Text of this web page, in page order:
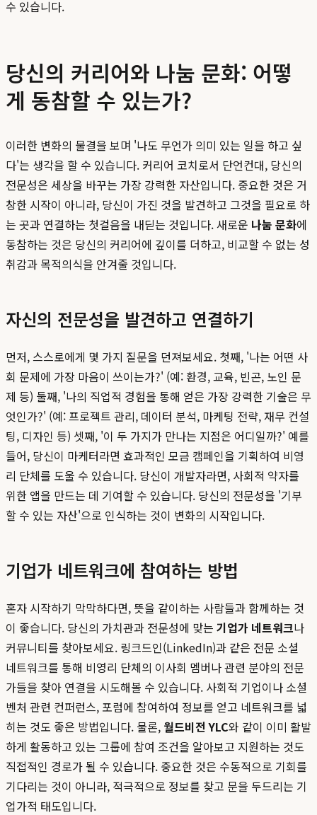
수 있습니다.
당신의 커리어와 나눔 문화: 어떻
게 동참할 수 있는가?
이러한 변화의 물결을 보며 '나도 무언가 의미 있는 일을 하고 싶
다'는 생각을 할 수 있습니다. 커리어 코치로서 단언컨대, 당신의
전문성은 세상을 바꾸는 가장 강력한 자산입니다. 중요한 것은 거
창한 시작이 아니라, 당신이 가진 것을 발견하고 그것을 필요로 하
는 곳과 연결하는 첫걸음을 내딛는 것입니다. 새로운 나눔 문화에
동참하는 것은 당신의 커리어에 깊이를 더하고, 비교할 수 없는 성
취감과 목적의식을 안겨줄 것입니다.
자신의 전문성을 발견하고 연결하기
먼저, 스스로에게 몇 가지 질문을 던져보세요. 첫째, '나는 어떤 사
회 문제에 가장 마음이 쓰이는가?' (예: 환경, 교육, 빈곤, 노인 문
제 등) 둘째, '나의 직업적 경험을 통해 얻은 가장 강력한 기술은 무
엇인가?' (예: 프로젝트 관리, 데이터 분석, 마케팅 전략, 재무 컨설
팅, 디자인 등) 셋째, '이 두 가지가 만나는 지점은 어디일까?' 예를
들어, 당신이 마케터라면 효과적인 모금 캠페인을 기획하여 비영
리 단체를 도울 수 있습니다. 당신이 개발자라면, 사회적 약자를
위한 앱을 만드는 데 기여할 수 있습니다. 당신의 전문성을 '기부
할 수 있는 자산'으로 인식하는 것이 변화의 시작입니다.
기업가 네트워크에 참여하는 방법
혼자 시작하기 막막하다면, 뜻을 같이하는 사람들과 함께하는 것
이 좋습니다. 당신의 가치관과 전문성에 맞는 기업가 네트워크나
커뮤니티를 찾아보세요. 링크드인(LinkedIn)과 같은 전문 소셜
네트워크를 통해 비영리 단체의 이사회 멤버나 관련 분야의 전문
가들을 찾아 연결을 시도해볼 수 있습니다. 사회적 기업이나 소셜
벤처 관련 컨퍼런스, 포럼에 참여하여 정보를 얻고 네트워크를 넓
히는 것도 좋은 방법입니다. 물론, 월드비전 YLC와 같이 이미 활발
하게 활동하고 있는 그룹에 참여 조건을 알아보고 지원하는 것도
직접적인 경로가 될 수 있습니다. 중요한 것은 수동적으로 기회를
기다리는 것이 아니라, 적극적으로 정보를 찾고 문을 두드리는 기
업가적 태도입니다.